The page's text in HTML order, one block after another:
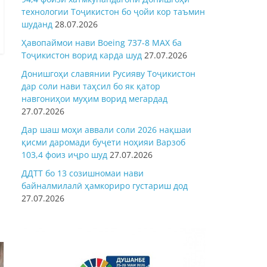
технологии Тоҷикистон бо ҷойи кор таъмин
шуданд 28.07.2026
Ҳавопаймои нави Boeing 737-8 MAX ба
Тоҷикистон ворид карда шуд 27.07.2026
Донишгоҳи славянии Русияву Тоҷикистон
дар соли нави таҳсил бо як қатор
навгониҳои муҳим ворид мегардад
27.07.2026
Дар шаш моҳи аввали соли 2026 нақшаи
қисми даромади буҷети ноҳияи Варзоб
103,4 фоиз иҷро шуд 27.07.2026
ДДТТ бо 13 созишномаи нави
байналмилалӣ ҳамкориро густариш дод
27.07.2026